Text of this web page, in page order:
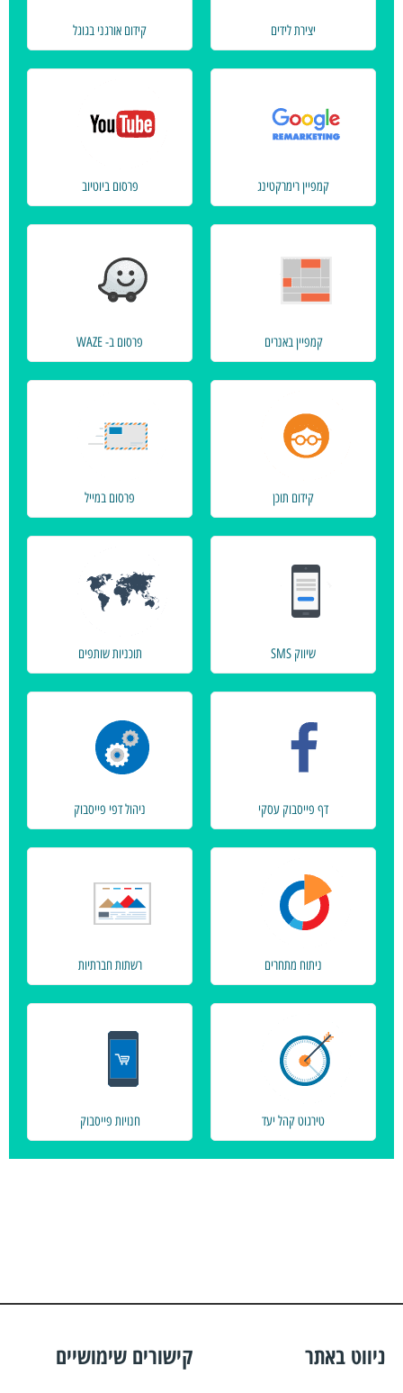
יצירת לידים
קמפיין רימרקטינג
קידום אורגני בגוגל
פרסום ביוטיוב
קמפיין באנרים
קידום תוכן
שיווק SMS
פרסום ב- WAZE
פרסום במייל
תוכניות שותפים
דף פייסבוק עסקי
ניתוח מתחרים
טירגוט קהל יעד
ניהול דפי פייסבוק
רשתות חברתיות
חנויות פייסבוק
ניווט באתר קישורים שימושיים